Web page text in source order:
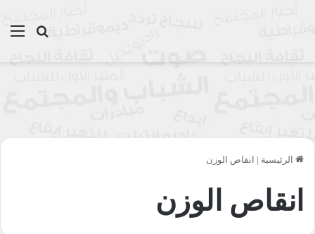
بحث
الرئيسية | انقاص الوزن
انقاص الوزن